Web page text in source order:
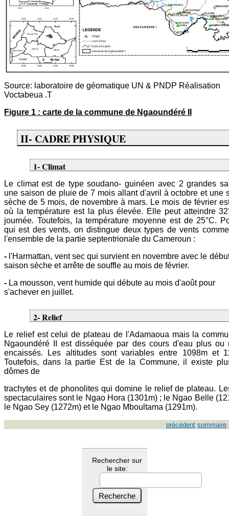
Source: laboratoire de géomatique UN & PNDP Réalisation
Voctabeua .T
Figure 1 : carte de la commune de Ngaoundéré II
II- CADRE PHYSIQUE
1- Climat
Le climat est de type soudano- guinéen avec 2 grandes
une saison de pluie de 7 mois allant d'avril à octobre et une
sèche de 5 mois, de novembre à mars. Le mois de février
où la température est la plus élevée. Elle peut atteindre
journée. Toutefois, la température moyenne est de 25°C.
qui est des vents, on distingue deux types de vents
l'ensemble de la partie septentrionale du Cameroun :
- l'Harmattan, vent sec qui survient en novembre avec le
saison sèche et arrête de souffle au mois de février.
- La mousson, vent humide qui débute au mois d'août pour
s'achever en juillet.
2- Relief
Le relief est celui de plateau de l'Adamaoua mais la
Ngaoundéré II est disséquée par des cours d'eau plus ou
encaissés. Les altitudes sont variables entre 1098m et
Toutefois, dans la partie Est de la Commune, il existe
dômes de
trachytes et de phonolites qui domine le relief de plateau.
spectaculaires sont le Ngao Hora (1301m) ; le Ngao Belle
le Ngao Sey (1272m) et le Ngao Mboultama (1291m).
précédent sommaire
Rechercher sur
le site: